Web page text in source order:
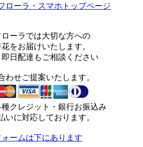
ローラ・スマホトップページ
ーラでは大切な方への
をお届けいたします。
日配達もご相談ください
わせご提案いたします。
クレジット・銀行お振込み
いに対応しております。
ームは下にあります